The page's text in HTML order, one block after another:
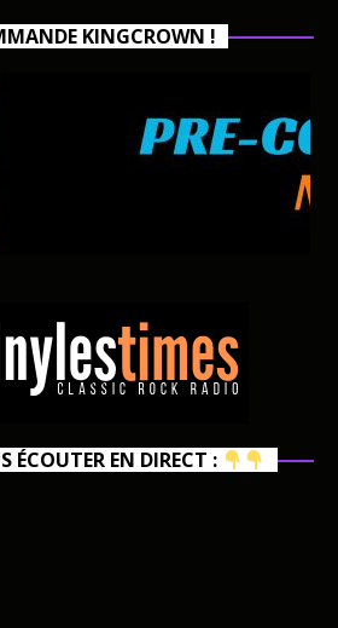
KINGCROWN !
ÉCOUTER EN DIRECT :